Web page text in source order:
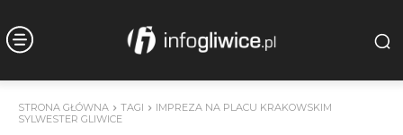
STRONA GŁÓWNA TAGI
IMPREZA NA PLACU KRAKOWSKIM
SYLWESTER GLIWICE